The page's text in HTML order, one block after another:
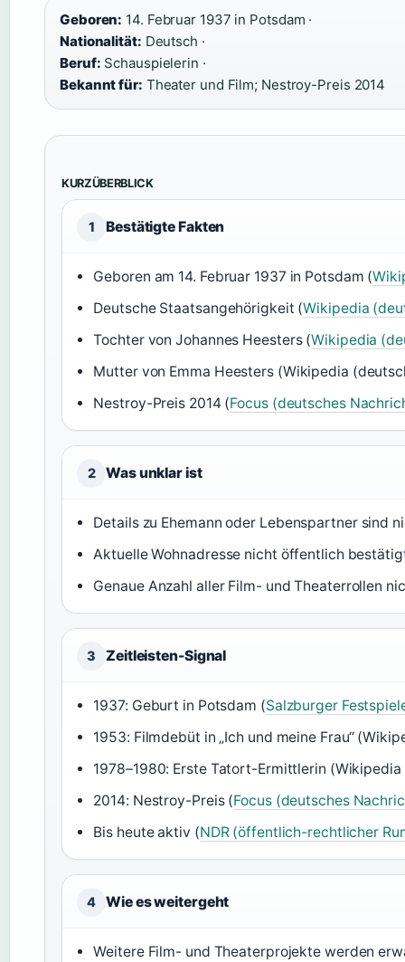
Geboren: 14. Februar 1937 in Potsdam ·
Nationalität: Deutsch ·
Beruf: Schauspielerin ·
Bekannt für: Theater und Film; Nestroy-Preis 2014
KURZÜBERBLICK
1 Bestätigte Fakten
Geboren am 14. Februar 1937 in Potsdam (
Deutsche Staatsangehörigkeit (Wikipedia
Tochter von Johannes Heesters (Wikipedia
Mutter von Emma Heesters (Wikipedia
Nestroy-Preis 2014 (Focus (deutsches
2 Was unklar ist
Details zu Ehemann oder Lebenspartner sind
Aktuelle Wohnadresse nicht öffentlich
Genaue Anzahl aller Film- und Theaterrollen
3 Zeitleisten-Signal
1937: Geburt in Potsdam (Salzburger
1953: Filmdebüt in „Ich und meine Frau“
1978–1980: Erste Tatort-Ermittlerin
2014: Nestroy-Preis (Focus (deutsches
Bis heute aktiv (NDR (öffentlich-rechtlicher
4 Wie es weitergeht
Weitere Film- und Theaterprojekte werden